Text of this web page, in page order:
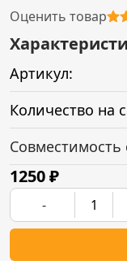
Оценить товар
Артикул:
Количество на
1250₽
-